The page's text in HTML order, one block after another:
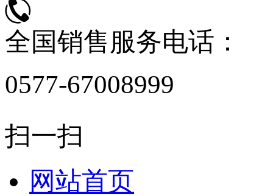
全国销售服务电话：
0577-67008999
扫一扫
网站首页